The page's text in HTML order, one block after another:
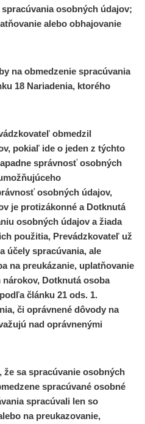
osobných údajov;
alebo obhajovanie
na obmedzenie spracúvania
18 Nariadenia, ktorého
obmedzil
pokiaľ ide o jeden z týchto
správnosť osobných
osobných údajov,
je protizákonné a Dotknutá
osobných údajov a žiada
použitia, Prevádzkovateľ už
účely spracúvania, ale
na preukázanie, uplatňovanie
Dotknutá osoba
článku 21 ods. 1.
či oprávnené dôvody na
nad oprávnenými
že sa spracúvanie osobných
spracúvané osobné
spracúvali len so
na preukazovanie,